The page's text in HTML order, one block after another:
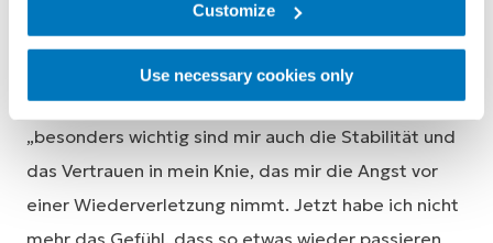
Customize
Use necessary cookies only
der Orthese die Treppe auf und ab gelaufen und
war sehr begeistert. Sofort nach dem Anlegen habe
ich eine Schmerzentlastung gespürt“, erklärt Irene,
„besonders wichtig sind mir auch die Stabilität und
das Vertrauen in mein Knie, das mir die Angst vor
einer Wiederverletzung nimmt. Jetzt habe ich nicht